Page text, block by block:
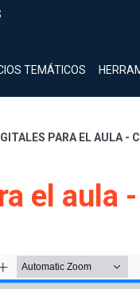
TEMÁTICOS
PARA EL AULA -
el aula